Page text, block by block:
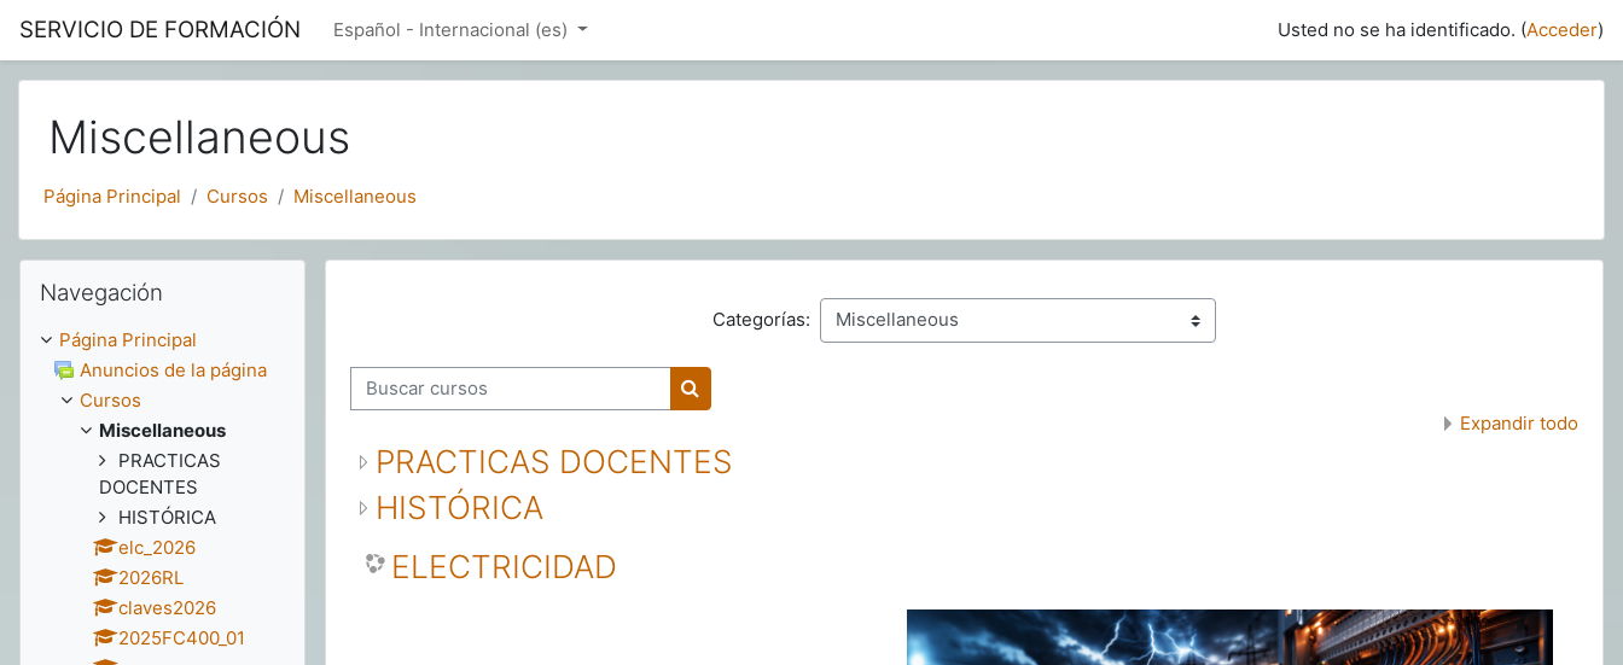
SERVICIO DE FORMACIÓN Español - Internacional ‎(es)‎ Usted no se ha identificado. (Acceder)
Miscellaneous
Página Principal Cursos Miscellaneous
Categorías:
Buscar cursos
Buscar cursos Expandir todo
PRACTICAS DOCENTES
HISTÓRICA
ELECTRICIDAD
Navegación
Página Principal
Anuncios de la página
Cursos
Miscellaneous
PRACTICAS
DOCENTES
HISTÓRICA
elc_2026
2026RL
claves2026
2025FC400_01